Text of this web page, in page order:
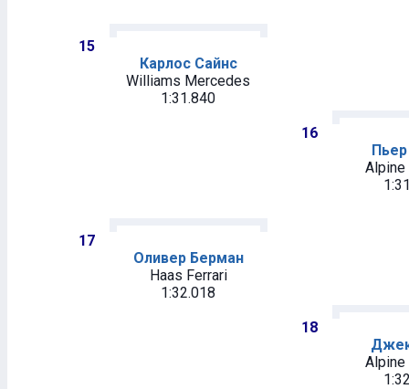
15
Карлос Сайнс
Williams Mercedes
1:31.840
16
Пьер
Alpine
17
Оливер Берман
Haas Ferrari
1:32.018
18
Alpine